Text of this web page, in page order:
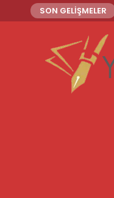
SON GELİŞMELER